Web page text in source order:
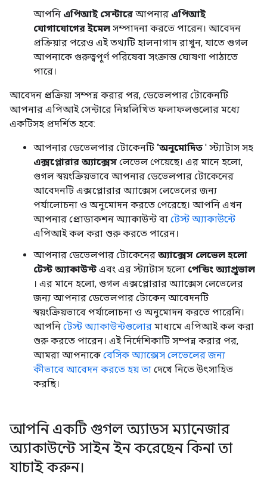
আপনি এপিআই সেন্টারে আপনার এপিআই
যোগাযোগের ইমেল সম্পাদনা করতে পারেন। আবেদন
প্রক্রিয়ার পরেও এই তথ্যটি হালনাগাদ রাখুন, যাতে গুগল
আপনাকে গুরুত্বপূর্ণ পরিষেবা সংক্রান্ত ঘোষণা পাঠাতে
পারে।
আবেদন প্রক্রিয়া সম্পন্ন করার পর, ডেভেলপার টোকেনটি
আপনার এপিআই সেন্টারে নিম্নলিখিত ফলাফলগুলোর মধ্যে
একটিসহ প্রদর্শিত হবে:
আপনার ডেভেলপার টোকেনটি 'অনুমোদিত ' স্ট্যাটাস সহ
এক্সপ্লোরার অ্যাক্সেস লেভেল পেয়েছে। এর মানে হলো,
গুগল স্বয়ংক্রিয়ভাবে আপনার ডেভেলপার টোকেনের
আবেদনটি এক্সপ্লোরার অ্যাক্সেস লেভেলের জন্য
পর্যালোচনা ও অনুমোদন করতে পেরেছে। আপনি এখন
আপনার প্রোডাকশন অ্যাকাউন্ট বা টেস্ট অ্যাকাউন্টে
এপিআই কল করা শুরু করতে পারেন।
আপনার ডেভেলপার টোকেনের অ্যাক্সেস লেভেল হলো
টেস্ট অ্যাকাউন্ট এবং এর স্ট্যাটাস হলো পেন্ডিং অ্যাপ্রুভাল
। এর মানে হলো, গুগল এক্সপ্লোরার অ্যাক্সেস লেভেলের
জন্য আপনার ডেভেলপার টোকেন আবেদনটি
স্বয়ংক্রিয়ভাবে পর্যালোচনা ও অনুমোদন করতে পারেনি।
আপনি টেস্ট অ্যাকাউন্টগুলোর মাধ্যমে এপিআই কল করা
শুরু করতে পারেন। এই নির্দেশিকাটি সম্পন্ন করার পর,
আমরা আপনাকে বেসিক অ্যাক্সেস লেভেলের জন্য
কীভাবে আবেদন করতে হয় তা দেখে নিতে উৎসাহিত
করছি।
আপনি একটি গুগল অ্যাডস ম্যানেজার
অ্যাকাউন্টে সাইন ইন করেছেন কিনা তা
যাচাই করুন।